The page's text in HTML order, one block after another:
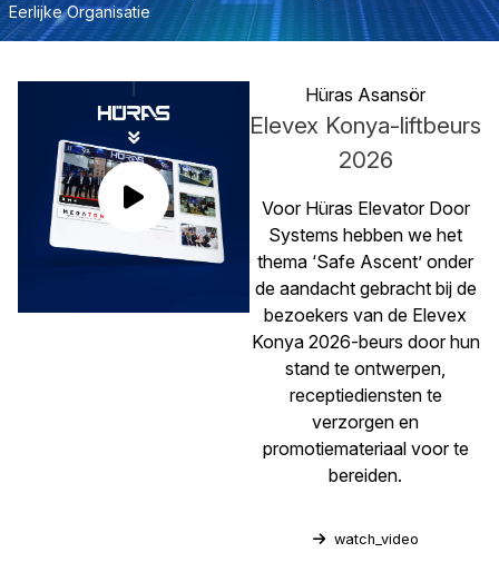
Eerlijke Organisatie
Hüras Asansör
Elevex Konya-liftbeurs
2026
Voor Hüras Elevator Door
Systems hebben we het
thema ‘Safe Ascent’ onder
de aandacht gebracht bij de
bezoekers van de Elevex
Konya 2026-beurs door hun
stand te ontwerpen,
receptiediensten te
verzorgen en
promotiemateriaal voor te
bereiden.
watch_video